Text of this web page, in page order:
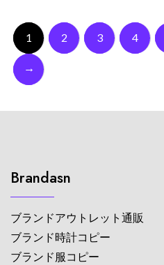
1 2 3 4
→
Brandasn
ブランドアウトレット通販
ブランド時計コピー
ブランド服コピー